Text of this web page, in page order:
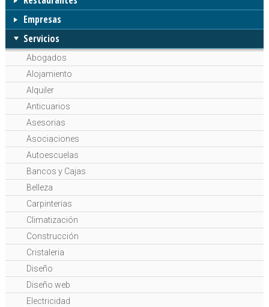
Empresas
Servicios
Abogados
Alojamiento
Alquiler
Anticuarios
Asesorias
Asociaciones
Autoescuelas
Bancos y Cajas
Belleza
Carpinterias
Climatización
Construcción
Cristaleria
Diseño
Diseño web
Electricidad